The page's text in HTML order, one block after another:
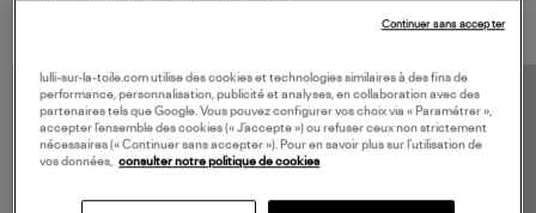
lulli-sur-la-toile.com utilise des cookies et technologies similaires à des fins de
performance, personnalisation, publicité et analyses, en collaboration avec des
partenaires tels que Google. Vous pouvez configurer vos choix via « Paramétrer »,
accepter l’ensemble des cookies (« J’accepte ») ou refuser ceux non strictement
nécessaires (« Continuer sans accepter »). Pour en savoir plus sur l’utilisation de
vos données, consulter notre politique de cookies
Continuer sans accepter